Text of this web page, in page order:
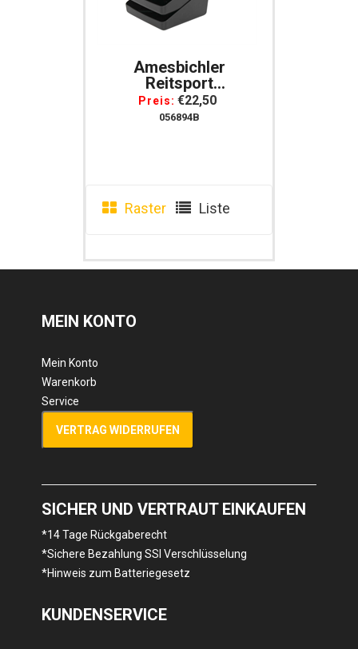
Amesbichler
Reitsport
Lecksteinhalter PRO
Für Pferde Und
Preis: €22,50
056894B
Raster Liste
MEIN KONTO
Mein Konto
Warenkorb
Service
VERTRAG WIDERRUFEN
SICHER UND VERTRAUT EINKAUFEN
*14 Tage Rückgaberecht
*Sichere Bezahlung SSl Verschlüsselung
*Hinweis zum Batteriegesetz
KUNDENSERVICE